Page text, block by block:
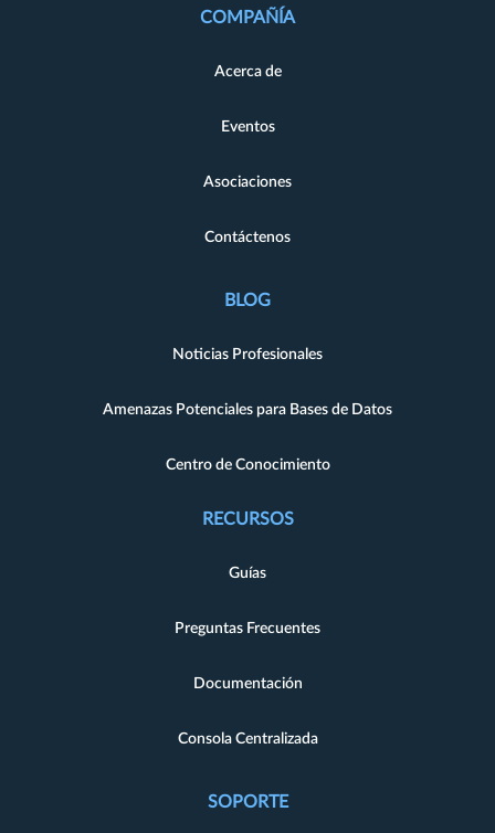
COMPAÑÍA
Acerca de
Eventos
Asociaciones
Contáctenos
BLOG
Noticias Profesionales
Amenazas Potenciales para Bases de Datos
Centro de Conocimiento
RECURSOS
Guías
Preguntas Frecuentes
Documentación
Consola Centralizada
SOPORTE